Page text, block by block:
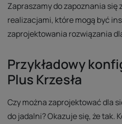
Zapraszamy do zapoznania się
realizacjami, które mogą być
zaprojektowania rozwiązania
Przykładowy
Plus Krzesła
Czy można zaprojektować dla
do jadalni? Okazuje się, że tak.